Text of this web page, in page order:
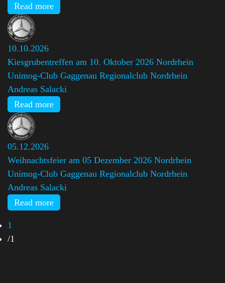
Read more
10.10.2026
Kiesgrubentreffen am 10. Oktober 2026 Nordrhein
Unimog-Club Gaggenau Regionalclub Nordrhein
Andreas Salacki
Read more
05.12.2026
Weihnachtsfeier am 05 Dezember 2026 Nordrhein
Unimog-Club Gaggenau Regionalclub Nordrhein
Andreas Salacki
Read more
1
/1